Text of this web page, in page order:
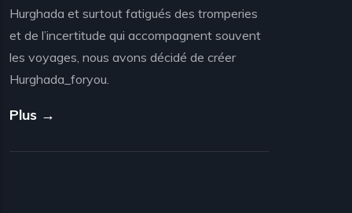
Hurghada et surtout fatigués des tromperies
et de l’incertitude qui accompagnent souvent
les voyages, nous avons décidé de créer
Hurghada_foryou.
Plus →